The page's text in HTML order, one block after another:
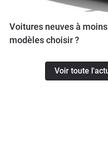
Voitures neuves à
modèles choisir ?
Voir toute